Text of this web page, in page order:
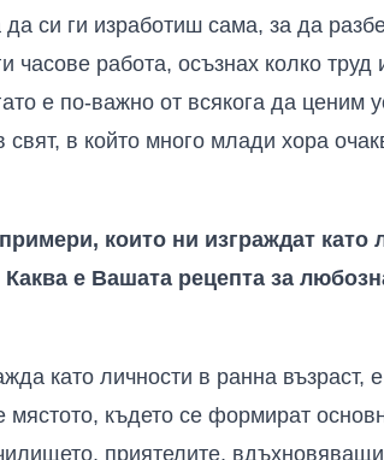
си ги изработиш сама, за да
часове работа, осъзнах колко
е по-важно от всякога да ценим
в който много млади хора
които ни изграждат като
е Вашата рецепта за
като личности в ранна възраст,
където се формират
приятелите,